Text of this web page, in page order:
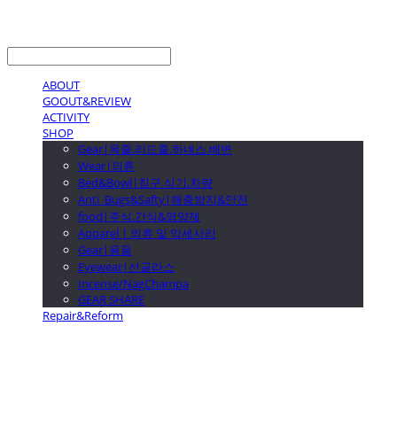
ABOUT
GOOUT&REVIEW
ACTIVITY
SHOP
Gear|목줄.리드줄.하네스.배변
Wear|의류
Bed&Bowl|침구.식기.차량
Anti_Bugs&Safty|해충방지&안전
food|주식.간식&영양제
Apparel | 의류 및 악세사리
Gear|용품
Eyewear|선글라스
Incense/NagChampa
GEAR SHARE
Repair&Reform